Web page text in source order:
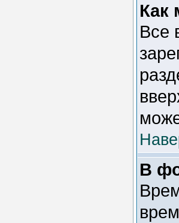
Как
Все
В